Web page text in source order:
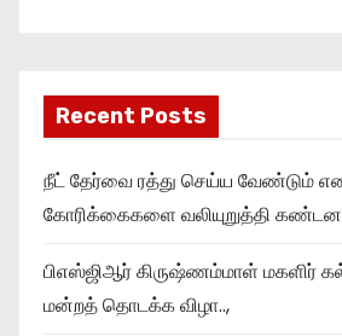
Recent Posts
நீட் தேர்வை ரத்து செய்ய வேண்டும்
கோரிக்கைகளை வலியுறுத்தி கண்டன
பிஎஸ்ஜிஆர் கிருஷ்ணம்மாள் மகளிர்
மன்றத் தொடக்க விழா..,